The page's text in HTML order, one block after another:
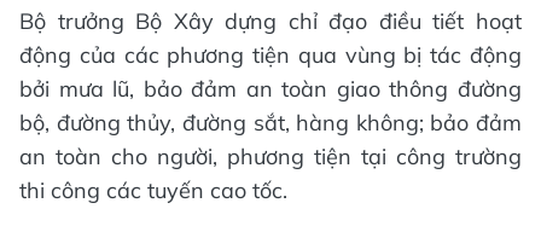
Bộ trưởng Bộ Xây dựng chỉ đạo điều tiết hoạt
động của các phương tiện qua vùng bị tác động
bởi mưa lũ, bảo đảm an toàn giao thông đường
bộ, đường thủy, đường sắt, hàng không; bảo đảm
an toàn cho người, phương tiện tại công trường
thi công các tuyến cao tốc.